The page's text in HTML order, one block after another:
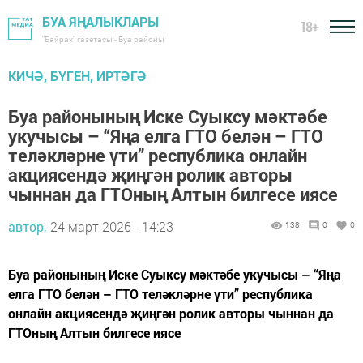
БУА ЯҢАЛЫКЛАРЫ
"Байрак" газетасы - Буа районы
18+
КИЧӘ, БҮГЕН, ИРТӘГӘ
Буа районының Иске Суыксу мәктәбе
укучысы – “Яңа елга ГТО белән – ГТО
теләкләрне үти” республика онлайн
акциясендә җиңгән ролик авторы
чыннан да ГТОның Алтын билгесе иясе
автор, 24 март 2026 - 14:23 138 0 0
Буа районының Иске Суыксу мәктәбе укучысы – “Яңа
елга ГТО белән – ГТО теләкләрне үти” республика
онлайн акциясендә җиңгән ролик авторы чыннан да
ГТОның Алтын билгесе иясе